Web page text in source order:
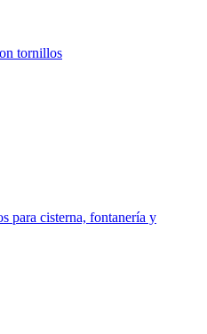
tornillos
para cisterna, fontanería y